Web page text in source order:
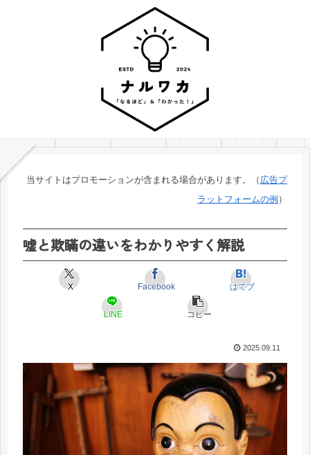
当サイトはプロモーションが含まれる場合があります。（ 広告プ
ラットフォームの例 ）
嘘と欺瞞の違いをわかりやすく解説
X Facebook はてブ
LINE コピー
2025.09.11